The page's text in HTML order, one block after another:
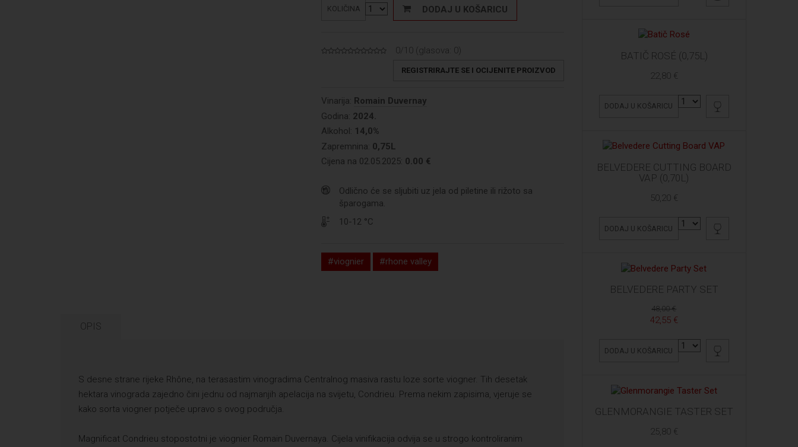
KOLIČINA DODAJ U KOŠARICU
0/10 (glasova: 0)
REGISTRIRAJTE SE I OCIJENITE PROIZVOD
Vinarija: Romain Duvernay
Godina: 2024.
Alkohol: 14,0%
Zapremnina: 0,75L
Cijena na 02.05.2025: 0.00 €
Odlično će se sljubiti uz jela od piletine ili rižoto sa
šparogama.
10-12 °C
#viognier #rhone valley
OPIS
S desne strane rijeke Rhône, na terasastim vinogradima Centralnog masiva rastu loze sorte viogner. Tih desetak
hektara vinograda zajedno čini jednu od najmanjih apelacija na svijetu, Condrieu. Prema nekim zapisima, vjeruje se
kako sorta viogner potječe upravo s ovog područja.
Magnificat Condrieu stopostotni je viognier Romain Duvernaya. Cijela vinifikacija odvija se u strogo kontroliranim
BATIČ ROSÉ (0,75L)
22,80 €
DODAJ U KOŠARICU
BELVEDERE CUTTING BOARD
VAP (0,70L)
50,20 €
DODAJ U KOŠARICU
BELVEDERE PARTY SET
48,00 €
42,55 €
DODAJ U KOŠARICU
GLENMORANGIE TASTER SET
25,80 €